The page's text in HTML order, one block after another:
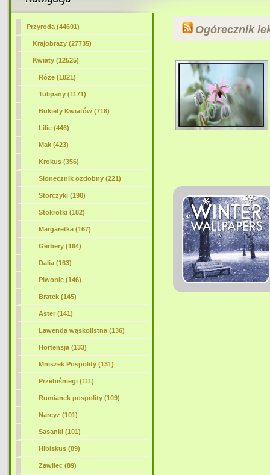
Przyroda (44601)
Krajobrazy (27735)
Kwiaty (12525)
Róże (1821)
Tulipany (1171)
Bukiety Kwiatów (716)
Lilie (446)
Mak (423)
Krokus (356)
Słonecznik ozdobny (221)
Storczyki (190)
Stokrotki (182)
Margaretka (167)
Gerbery (164)
Dalia (163)
Piwonie (146)
Bratek (145)
Aster (141)
Lawenda wąskolistna (136)
Hortensja (133)
Mniszek Pospolity (131)
Przebiśniegi (111)
Rumianek pospolity (109)
Narcyz (101)
Sasanki (101)
Hibiskus (89)
Zawilec (89)
Ogórecznik